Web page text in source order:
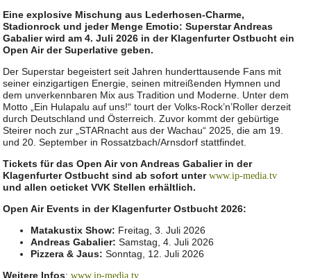
Eine explosive Mischung aus Lederhosen-Charme,
Stadionrock und jeder Menge Emotio: Superstar Andreas
Gabalier wird am 4. Juli 2026 in der Klagenfurter Ostbucht ein
Open Air der Superlative geben.
Der Superstar begeistert seit Jahren hunderttausende Fans mit
seiner einzigartigen Energie, seinen mitreißenden Hymnen und
dem unverkennbaren Mix aus Tradition und Moderne. Unter dem
Motto „Ein Hulapalu auf uns!“ tourt der Volks-Rock’n’Roller derzeit
durch Deutschland und Österreich. Zuvor kommt der gebürtige
Steirer noch zur „STARnacht aus der Wachau“ 2025, die am 19.
und 20. September in Rossatzbach/Arnsdorf stattfindet.
Tickets für das Open Air von Andreas Gabalier in der
Klagenfurter Ostbucht sind ab sofort unterwww.ip-media.tv
und allen oeticket VVK Stellen erhältlich.
Open Air Events in der Klagenfurter Ostbucht 2026:
Matakustix Show: Freitag, 3. Juli 2026
Andreas Gabalier:Samstag, 4. Juli 2026
Pizzera & Jaus: Sonntag, 12. Juli 2026
Weitere Infos:www.ip-media.tv